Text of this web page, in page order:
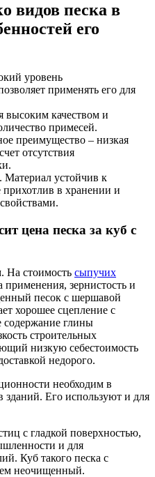
видов песка в
его
уровень
применять его для
высоким качеством и
примесей.
преимущество – низкая
отсутствия
. Материал устойчив к
прихотлив в хранении и
цена песка за куб с
На стоимость сыпучих
применения, зернистость и
песок с шершавой
хорошее сцепление с
содержание глины
строительных
низкую себестоимость
недорого.
необходим в
зданий. Его используют и для
с гладкой поверхностью,
и для
Куб такого песка с
неочищенный.